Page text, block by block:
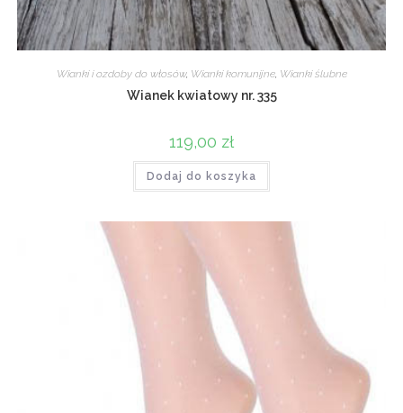
Wianki i ozdoby do włosów, Wianki komunijne, Wianki ślubne
Wianek kwiatowy nr. 335
119,00 zł
Dodaj do koszyka